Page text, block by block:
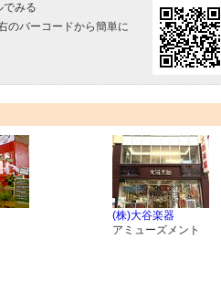
でみる
のバーコードから簡単に
(株)大谷楽器
アミューズメント